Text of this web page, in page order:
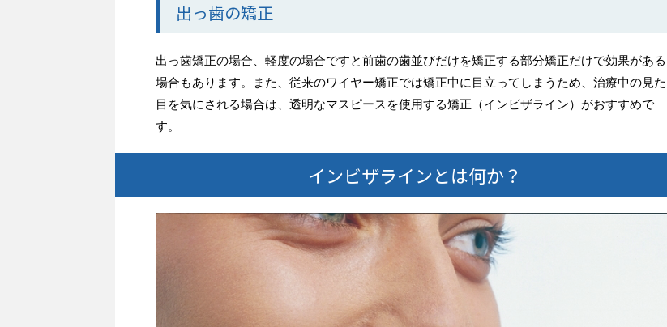
出っ歯の矯正
出っ歯矯正の場合、軽度の場合ですと前歯の歯並びだけを矯正する部分矯正だけで効果がある
場合もあります。また、従来のワイヤー矯正では矯正中に目立ってしまうため、治療中の見た
目を気にされる場合は、透明なマスピースを使用する矯正（インビザライン）がおすすめで
す。
インビザラインとは何か？